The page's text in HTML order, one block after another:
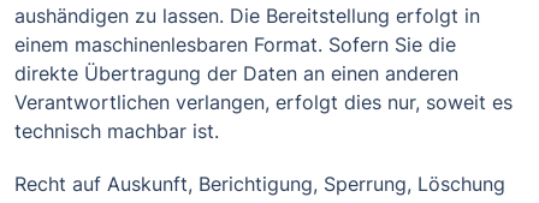
aushändigen zu lassen. Die Bereitstellung erfolgt in
einem maschinenlesbaren Format. Sofern Sie die
direkte Übertragung der Daten an einen anderen
Verantwortlichen verlangen, erfolgt dies nur, soweit es
technisch machbar ist.
Recht auf Auskunft, Berichtigung, Sperrung, Löschung